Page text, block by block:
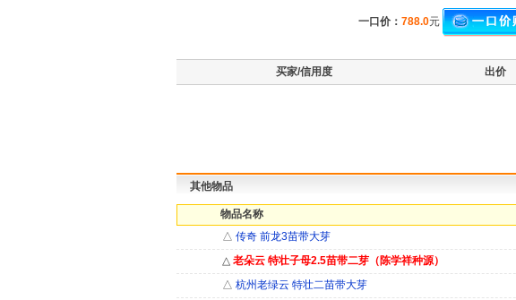
一口价： 788.0元
买家/信用度 出价
其他物品
物品名称
△ 传奇 前龙3苗带大芽
△ 老朵云 特壮子母2.5苗带二芽（陈学祥种源）
△ 杭州老绿云 特壮二苗带大芽